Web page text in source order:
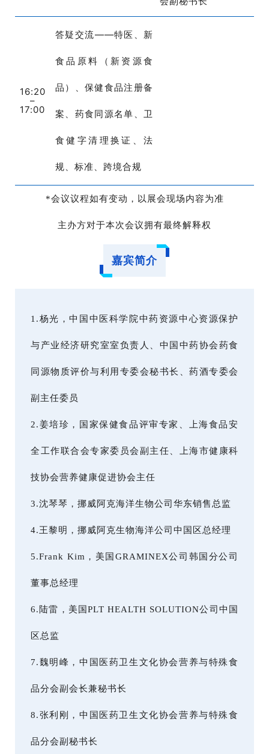
16:20
–
17:00
答疑交流——特医、新
食品原料（新资源食
品）、保健食品注册备
案、药食同源名单、卫
食健字清理换证、法
规、标准、跨境合规
*会议议程如有变动，以展会现场内容为准
主办方对于本次会议拥有最终解释权
嘉宾简介
1.杨光，中国中医科学院中药资源中心资源保护
与产业经济研究室室负责人、中国中药协会药食
同源物质评价与利用专委会秘书长、药酒专委会
副主任委员
2.姜培珍，国家保健食品评审专家、上海食品安
全工作联合会专家委员会副主任、上海市健康科
技协会营养健康促进协会主任
3.沈琴琴，挪威阿克海洋生物公司华东销售总监
4.王黎明，挪威阿克生物海洋公司中国区总经理
5.Frank Kim，美国GRAMINEX公司韩国分公司
董事总经理
6.陆雷，美国PLT HEALTH SOLUTION公司中国
区总监
7.魏明峰，中国医药卫生文化协会营养与特殊食
品分会副会长兼秘书长
8.张利刚，中国医药卫生文化协会营养与特殊食
品分会副秘书长